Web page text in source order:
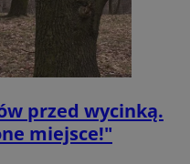
przed wycinką.
miejsce!"